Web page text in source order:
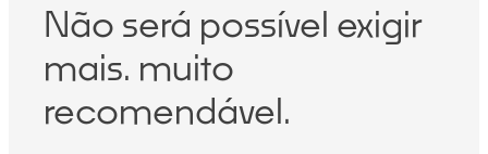
Não será possível exigir
mais. muito
recomendável.